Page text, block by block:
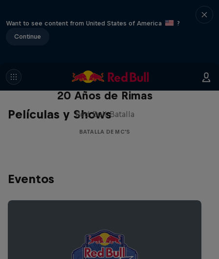
Want to see content from United States of America
?
Continue
Películas y Shows
Red Bull Batalla Nueva Historia:
20 Años de Rimas
Red Bull Batalla
BATALLA DE MC'S
Eventos